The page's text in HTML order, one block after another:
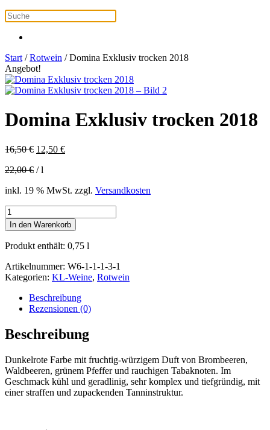
Start /Rotwein / Domina Exklusiv trocken 2018
Angebot!
Domina Exklusiv trocken 2018
16,50€ Ursprünglicher
war:
12,50 €Aktueller
22,00€ /l
inkl. 19 % MwSt. zzgl. Versandkosten
Domina
Exklusiv
trocken
2018
In den Warenkorb
Produkt enthält: 0,75 l
Artikelnummer: W6-1-1-1-3-1
Kategorien: KL-Weine, Rotwein
Beschreibung
Rezensionen (0)
Beschreibung
Dunkelrote Farbe mit fruchtig-würzigem Duft von Brombeeren,
Waldbeeren, grünem Pfeffer und rauchigen Tabaknoten. Im
Geschmack kühl und geradlinig, sehr komplex und tiefgründig, mit
einer straffen und zupackenden Tanninstruktur.